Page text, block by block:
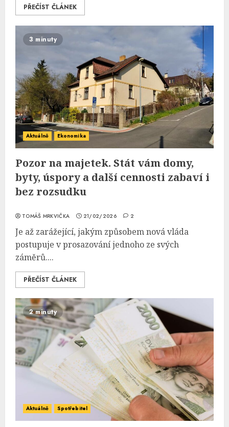
PŘEČÍST ČLÁNEK
3 minuty
Aktuálně Ekonomika
Pozor na majetek. Stát vám domy,
byty, úspory a další cennosti zabaví i
bez rozsudku
TOMÁŠ MRKVIČKA 21/02/2026 2
Je až zarážející, jakým způsobem nová vláda
postupuje v prosazování jednoho ze svých
záměrů....
PŘEČÍST ČLÁNEK
2 minuty
Aktuálně Spotřebitel